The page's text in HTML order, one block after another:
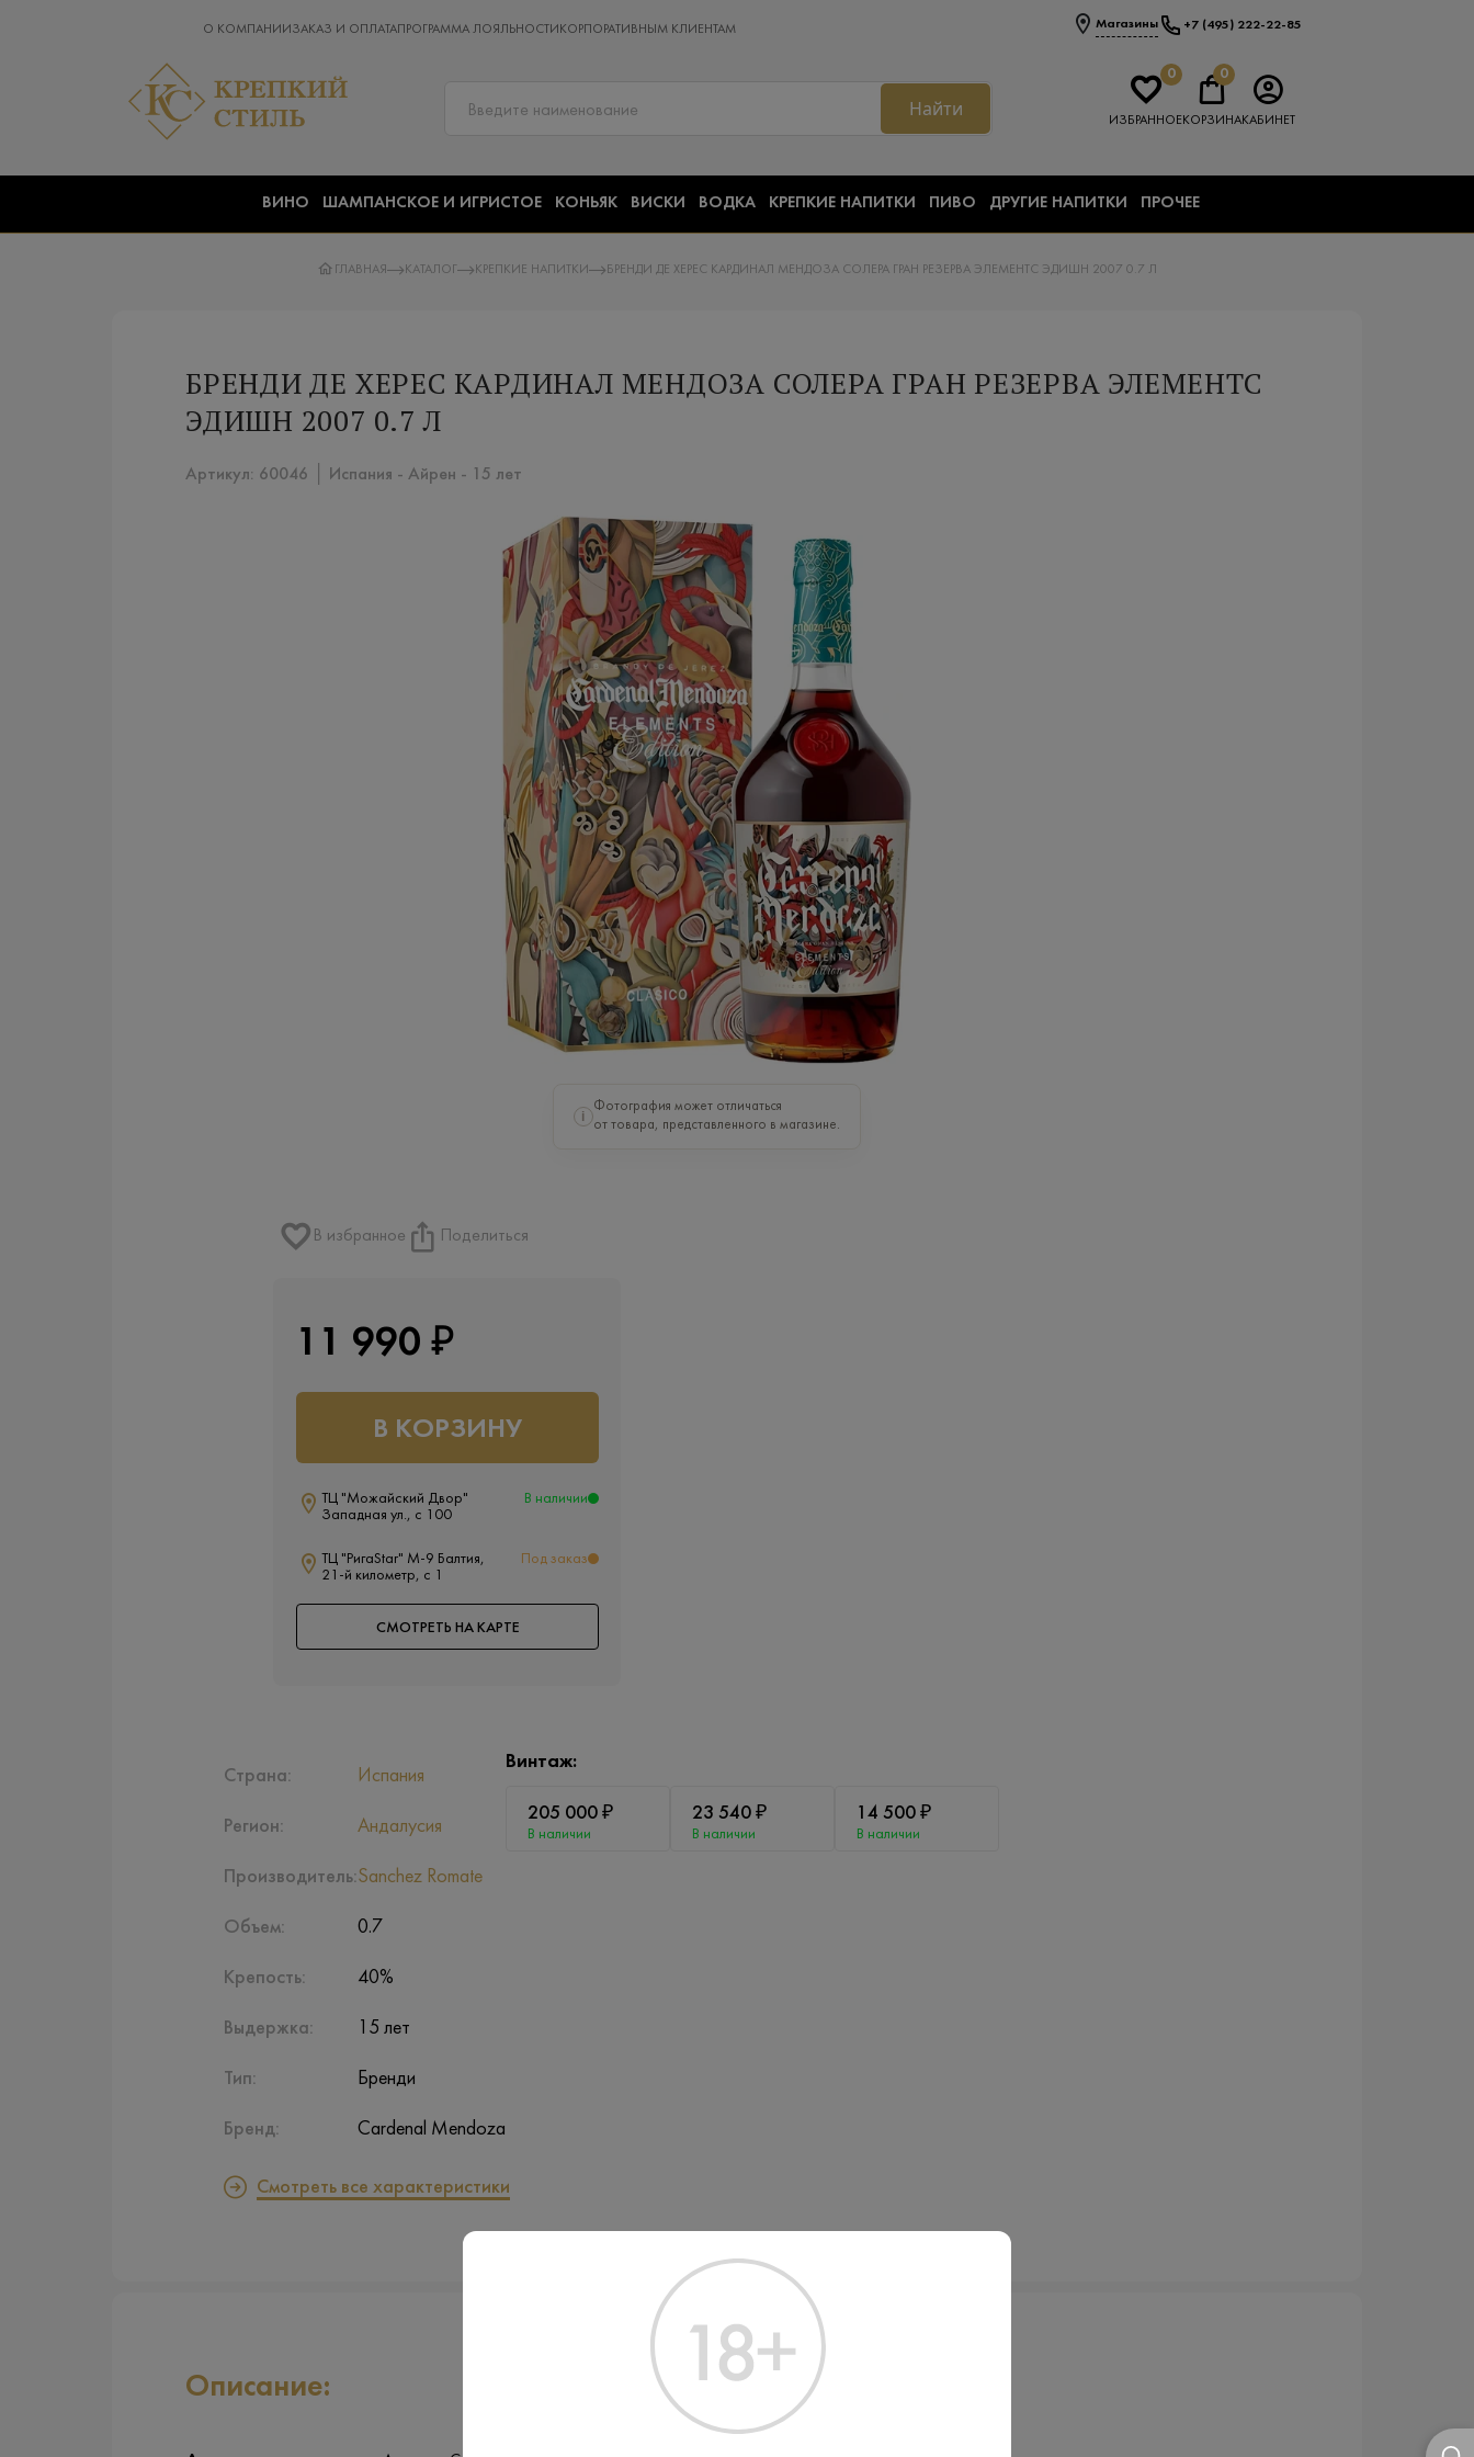
О КОМПАНИИ ЗАКАЗ И ОПЛАТАПРОГРАММА ЛОЯЛЬНОСТИ КОРПОРАТИВНЫМ КЛИЕНТАМ Магазины +7 (495) 222-22-85
Найти
0
ИЗБРАННОЕ
0
КОРЗИНАКАБИНЕТ
ВИНО ШАМПАНСКОЕ И ИГРИСТОЕ КОНЬЯК ВИСКИ ВОДКА КРЕПКИЕ НАПИТКИ ПИВО ДРУГИЕ НАПИТКИ ПРОЧЕЕ
ГЛАВНАЯ КАТАЛОГ КРЕПКИЕ НАПИТКИ БРЕНДИ ДЕ ХЕРЕС КАРДИНАЛ МЕНДОЗА СОЛЕРА ГРАН РЕЗЕРВА ЭЛЕМЕНТС ЭДИШН 2007 0.7 Л
БРЕНДИ ДЕ ХЕРЕС КАРДИНАЛ МЕНДОЗА СОЛЕРА ГРАН РЕЗЕРВА ЭЛЕМЕНТС
ЭДИШН 2007 0.7 Л
Артикул: 60046 │ Испания - Айрен - 15 лет
i
Фотография может отличаться
от товара, представленного в магазине.
Страна:
Регион:
Производитель:
Объем:
Крепость:
Выдержка:
Тип:
Бренд:
Испания
Андалусия
Sanchez Romate
0.7
40%
15 лет
Бренди
Cardenal Mendoza
Смотреть все характеристики
Винтаж:
205 000 ₽
В наличии
23 540 ₽
В наличии
14 500 ₽
В наличии
В избранное Поделиться
11 990 ₽
В КОРЗИНУ
ТЦ "Можайский Двор"
Западная ул., с 100
В наличии
ТЦ "РигаStar" М-9 Балтия,
21-й километр, с 1
Под заказ
СМОТРЕТЬ НА КАРТЕ
Описание: